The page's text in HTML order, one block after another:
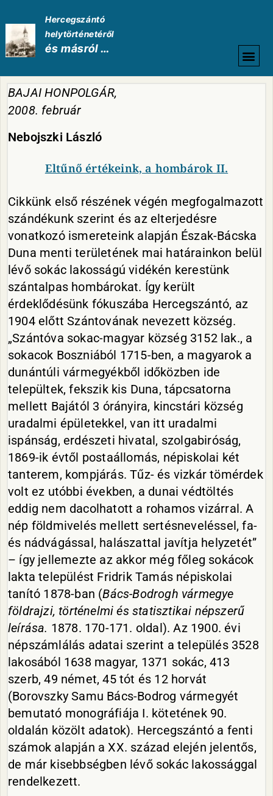
Hercegszántó
helytörténetéről
és másról …
BAJAI HONPOLGÁR,
2008. február
Nebojszki László
Eltűnő értékeink, a hombárok II.
Cikkünk első részének végén megfogalmazott
szándékunk szerint és az elterjedésre
vonatkozó ismereteink alapján Észak-Bácska
Duna menti területének mai határainkon belül
lévő sokác lakosságú vidékén kerestünk
szántalpas hombárokat. Így került
érdeklődésünk fókuszába Hercegszántó, az
1904 előtt Szántovának nevezett község.
„Szántóva sokac-magyar község 3152 lak., a
sokacok Boszniából 1715-ben, a magyarok a
dunántúli vármegyékből időközben ide
települtek, fekszik kis Duna, tápcsatorna
mellett Bajától 3 órányira, kincstári község
uradalmi épületekkel, van itt uradalmi
ispánság, erdészeti hivatal, szolgabiróság,
1869-ik évtől postaállomás, népiskolai két
tanterem, kompjárás. Tűz- és vizkár tömérdek
volt ez utóbbi években, a dunai védtöltés
eddig nem dacolhatott a rohamos vizárral. A
nép földmivelés mellett sertésneveléssel, fa-
és nádvágással, halászattal javítja helyzetét”
– így jellemezte az akkor még főleg sokácok
lakta települést Fridrik Tamás népiskolai
tanító 1878-ban (Bács-Bodrogh vármegye
földrajzi, történelmi és statisztikai népszerű
leírása. 1878. 170-171. oldal). Az 1900. évi
népszámlálás adatai szerint a település 3528
lakosából 1638 magyar, 1371 sokác, 413
szerb, 49 német, 45 tót és 12 horvát
(Borovszky Samu Bács-Bodrog vármegyét
bemutató monográfiája I. kötetének 90.
oldalán közölt adatok). Hercegszántó a fenti
számok alapján a XX. század elején jelentős,
de már kisebbségben lévő sokác lakossággal
rendelkezett.